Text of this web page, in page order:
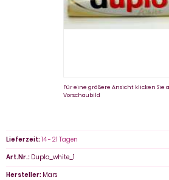
Für eine größere Ansicht klicken Sie
Vorschaubild
Lieferzeit:14 - 21 Tagen
Art.Nr.: Duplo_white_1
Hersteller: Mars